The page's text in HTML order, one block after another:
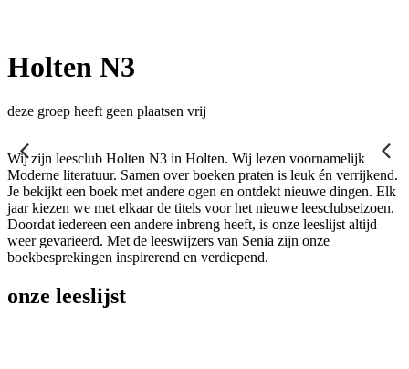
Holten N3
deze groep heeft geen plaatsen vrij
Wij zijn leesclub Holten N3 in Holten. Wij lezen voornamelijk
Moderne literatuur. Samen over boeken praten is leuk én verrijkend.
Je bekijkt een boek met andere ogen en ontdekt nieuwe dingen. Elk
jaar kiezen we met elkaar de titels voor het nieuwe leesclubseizoen.
Doordat iedereen een andere inbreng heeft, is onze leeslijst altijd
weer gevarieerd. Met de leeswijzers van Senia zijn onze
boekbesprekingen inspirerend en verdiepend.
onze leeslijst